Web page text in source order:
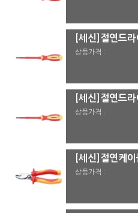
상품가격 :
상품가격 :
상품가격 :